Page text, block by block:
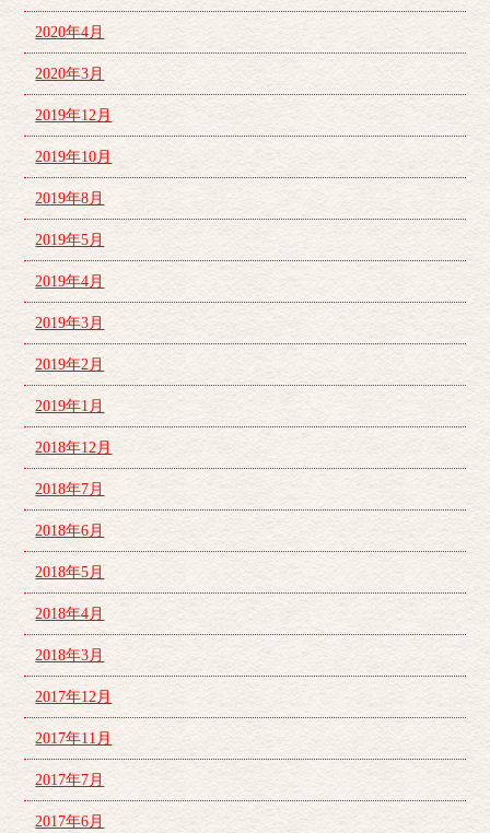
2020年4月
2020年3月
2019年12月
2019年10月
2019年8月
2019年5月
2019年4月
2019年3月
2019年2月
2019年1月
2018年12月
2018年7月
2018年6月
2018年5月
2018年4月
2018年3月
2017年12月
2017年11月
2017年7月
2017年6月